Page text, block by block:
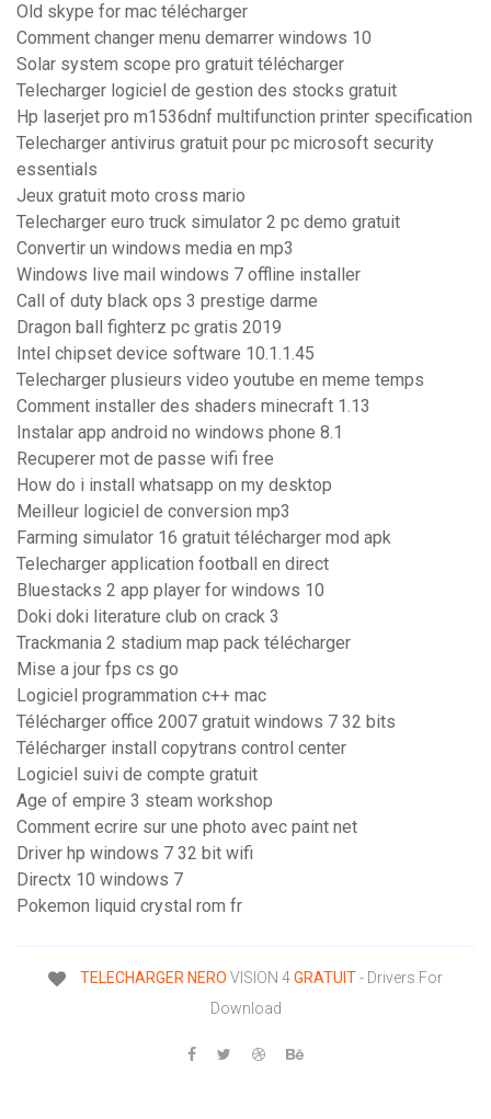
Old skype for mac télécharger
Comment changer menu demarrer windows 10
Solar system scope pro gratuit télécharger
Telecharger logiciel de gestion des stocks gratuit
Hp laserjet pro m1536dnf multifunction printer specification
Telecharger antivirus gratuit pour pc microsoft security
essentials
Jeux gratuit moto cross mario
Telecharger euro truck simulator 2 pc demo gratuit
Convertir un windows media en mp3
Windows live mail windows 7 offline installer
Call of duty black ops 3 prestige darme
Dragon ball fighterz pc gratis 2019
Intel chipset device software 10.1.1.45
Telecharger plusieurs video youtube en meme temps
Comment installer des shaders minecraft 1.13
Instalar app android no windows phone 8.1
Recuperer mot de passe wifi free
How do i install whatsapp on my desktop
Meilleur logiciel de conversion mp3
Farming simulator 16 gratuit télécharger mod apk
Telecharger application football en direct
Bluestacks 2 app player for windows 10
Doki doki literature club on crack 3
Trackmania 2 stadium map pack télécharger
Mise a jour fps cs go
Logiciel programmation c++ mac
Télécharger office 2007 gratuit windows 7 32 bits
Télécharger install copytrans control center
Logiciel suivi de compte gratuit
Age of empire 3 steam workshop
Comment ecrire sur une photo avec paint net
Driver hp windows 7 32 bit wifi
Directx 10 windows 7
Pokemon liquid crystal rom fr
TELECHARGER NERO VISION 4GRATUIT- Drivers For
Download